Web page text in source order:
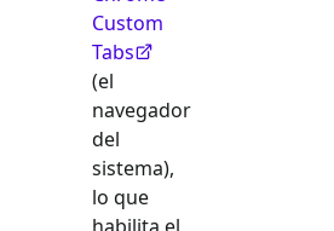
Custom
Tabs
(el
navegador
del
sistema),
lo que